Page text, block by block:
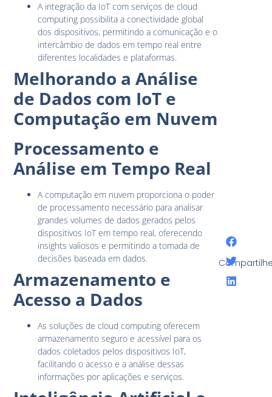
A integração da IoT com serviços de cloud
computing possibilita a conectividade global
dos dispositivos, permitindo a comunicação e o
intercâmbio de dados em tempo real entre
diferentes localidades e plataformas.
Melhorando a Análise
de Dados com IoT e
Computação em Nuvem
Processamento e
Análise em Tempo Real
A computação em nuvem proporciona o poder
de processamento necessário para analisar
grandes volumes de dados gerados pelos
dispositivos IoT em tempo real, oferecendo
insights valiosos e permitindo a tomada de
decisões baseada em dados.
Armazenamento e
Acesso a Dados
As soluções de cloud computing oferecem
armazenamento seguro e acessível para os
dados coletados pelos dispositivos IoT,
facilitando o acesso e a análise dessas
informações por aplicações e serviços.